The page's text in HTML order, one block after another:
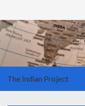
The Indian Project